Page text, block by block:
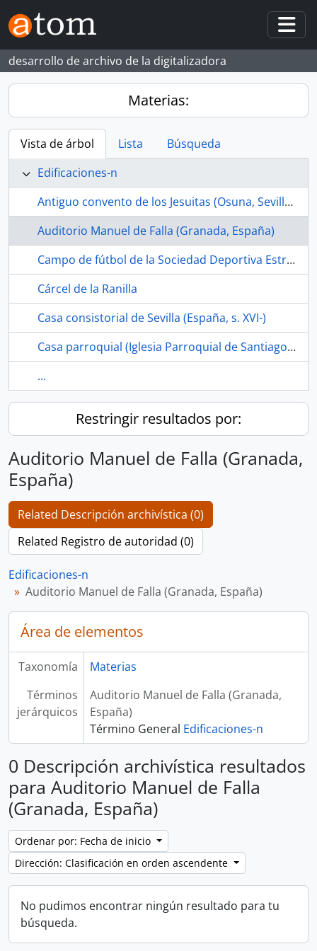
Skip to main content
desarrollo de archivo de la digitalizadora
Materias:
Vista de árbol Lista
Búsqueda
Edificaciones-n
Antiguo convento de los Jesuitas (Osuna, Sevilla, España, s. XVII-)
Auditorio Manuel de Falla (Granada, España)
Campo de fútbol de la Sociedad Deportiva Estrella Bachillera (La Bachillera, Sevilla, España, ca.1968-1989)
Cárcel de la Ranilla
Casa consistorial de Sevilla (España, s. XVI-)
Casa parroquial (Iglesia Parroquial de Santiago el Mayor, Los Corrales, Sevilla, España)
...
Restringir resultados por:
Auditorio Manuel de Falla (Granada,
España)
Related Descripción archivística (0)
Related Registro de autoridad (0)
Edificaciones-n
Auditorio Manuel de Falla (Granada, España)
Área de elementos
Taxonomía
Materias
Términos
jerárquicos
Auditorio Manuel de Falla (Granada,
España)
Término General Edificaciones-n
0 Descripción archivística resultados
para Auditorio Manuel de Falla
(Granada, España)
Ordenar por: Fecha de inicio
Dirección: Clasificación en orden ascendente
No pudimos encontrar ningún resultado para tu
búsqueda.